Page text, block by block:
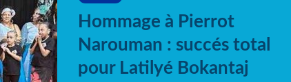
Hommage à Pierrot
Narouman : succés total
pour Latilyé Bokantaj